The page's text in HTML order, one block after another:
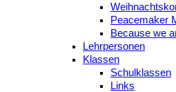
Peacemaker
Because we
Lehrpersonen
Klassen
Schulklassen
Links